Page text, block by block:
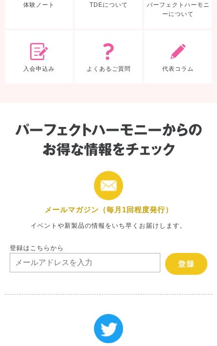
体験ノート TDEについて
パーフェクトハーモニ
ーについて
入会申込み よくあるご質問 代表コラム
メールマガジン（毎月1回程度発行）
イベントや新製品の情報をいち早くお届けします。
登録はこちらから